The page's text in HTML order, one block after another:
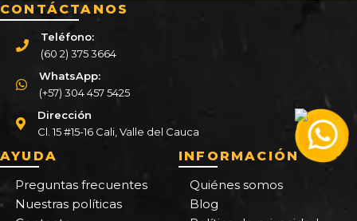
CONTÁCTANOS
Teléfono:
(60 2) 375 3664
WhatsApp:
(+57) 304 457 5425
Dirección
Cl. 15 #15-16 Cali, Valle del Cauca
AYUDA
Preguntas frecuentes
Nuestras políticas
INFORMACIÓN
Quiénes somos
Blog